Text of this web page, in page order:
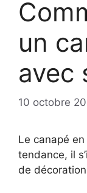
un
avec
10 octobre
Le canapé
tendance, il
de